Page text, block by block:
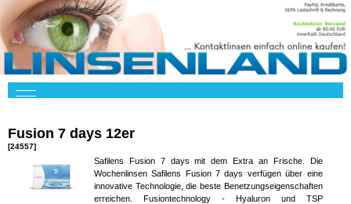
Fusion 7 days 12er
[24557]
Safilens Fusion 7 days mit dem Extra an Frische. Die
Wochenlinsen Safilens Fusion 7 days verfügen über eine
innovative Technologie, die beste Benetzungseigenschaften
erreichen. Fusiontechnology - Hyaluron und TSP